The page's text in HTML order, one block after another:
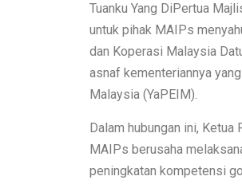
Tuanku Yang DiPertua
untuk pihak MAIPs
dan Koperasi Malaysia
asnaf kementeriannya
Malaysia (YaPEIM).
Dalam hubungan ini,
MAIPs berusaha
peningkatan kompetensi